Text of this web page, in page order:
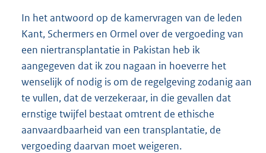
In het antwoord op de kamervragen van de leden
Kant, Schermers en Ormel over de vergoeding van
een niertransplantatie in Pakistan heb ik
aangegeven dat ik zou nagaan in hoeverre het
wenselijk of nodig is om de regelgeving zodanig aan
te vullen, dat de verzekeraar, in die gevallen dat
ernstige twijfel bestaat omtrent de ethische
aanvaardbaarheid van een transplantatie, de
vergoeding daarvan moet weigeren.